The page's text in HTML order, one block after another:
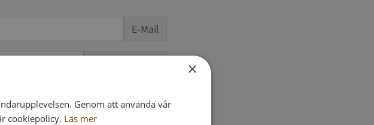
E-Mail
×
Genom att använda vår
cookiepolicy. Läs mer